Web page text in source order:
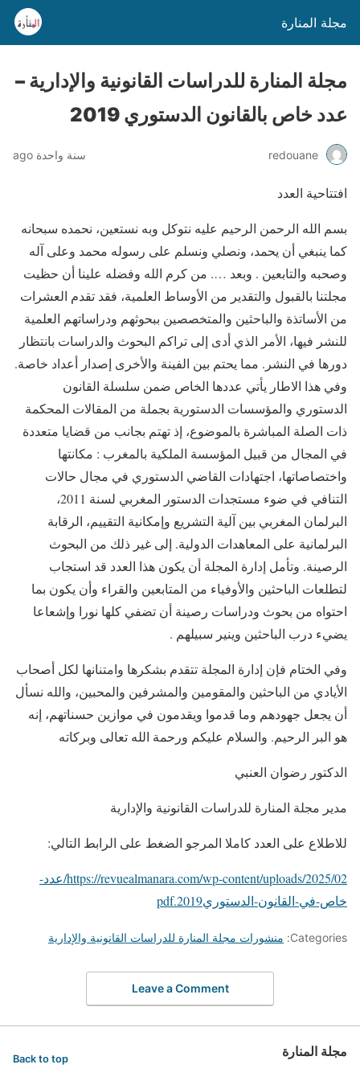
مجلة المنارة
مجلة المنارة للدراسات القانونية والإدارية –
عدد خاص بالقانون الدستوري 2019
redouane سنة واحدة ago
افتتاحية العدد
بسم الله الرحمن الرحيم عليه نتوكل وبه نستعين، نحمده سبحانه
كما ينبغي أن يحمد، ونصلي ونسلم على رسوله محمد وعلى آله
وصحبه والتابعين . وبعد …. من كرم الله وفضله علينا أن حظيت
مجلتنا بالقبول والتقدير من الأوساط العلمية، فقد تقدم العشرات
من الأساتذة والباحثين والمتخصصين ببحوثهم ودراساتهم العلمية
للنشر فيها، الأمر الذي أدى إلى تراكم البحوث والدراسات بانتظار
دورها في النشر. مما يحتم بين الفينة والأخرى إصدار أعداد خاصة.
وفي هذا الاطار يأتي عددها الخاص ضمن سلسلة القانون
الدستوري والمؤسسات الدستورية بجملة من المقالات المحكمة
ذات الصلة المباشرة بالموضوع، إذ تهتم بجانب من قضايا متعددة
في المجال من قبيل المؤسسة الملكية بالمغرب : مكانتها
واختصاصاتها، اجتهادات القاضي الدستوري في مجال حالات
التنافي في ضوء مستجدات الدستور المغربي لسنة 2011،
البرلمان المغربي بين آلية التشريع وإمكانية التقييم، الرقابة
البرلمانية على المعاهدات الدولية. إلى غير ذلك من البحوث
الرصينة. وتأمل إدارة المجلة أن يكون هذا العدد قد استجاب
لتطلعات الباحثين والأوفياء من المتابعين والقراء وأن يكون بما
احتواه من بحوث ودراسات رصينة أن تضفي كلها نورا وإشعاعا
يضيء درب الباحثين وينير سبيلهم .
وفي الختام فإن إدارة المجلة تتقدم بشكرها وامتنانها لكل أصحاب
الأيادي من الباحثين والمقومين والمشرفين والمحبين، والله نسأل
أن يجعل جهودهم وما قدموا ويقدمون في موازين حسناتهم، إنه
هو البر الرحيم. والسلام عليكم ورحمة الله تعالى وبركاته
الدكتور رضوان العنبي
مدير مجلة المنارة للدراسات القانونية والإدارية
للاطلاع على العدد كاملا المرجو الضغط على الرابط التالي:
https://revuealmanara.com/wp-content/uploads/2025/02/عدد-
خاص-في-القانون-الدستوري2019.pdf
Categories: منشورات مجلة المنارة للدراسات القانونية والإدارية
Leave a Comment
مجلة المنارة Back to top